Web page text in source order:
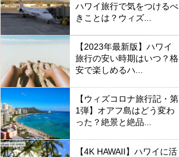
ハワイ旅行で気をつけるべ
きことは？ウィズ...
【2023年最新版】ハワイ
旅行の安い時期はいつ？格
安で楽しめるハ...
【ウィズコロナ旅行記・第
1弾】オアフ島はどう変わ
った？絶景と絶品...
【4K HAWAII】ハワイに活